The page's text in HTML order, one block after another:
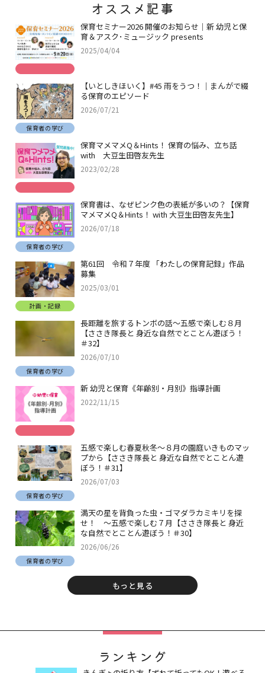
オススメ記事
保育セミナー2026 開催のお知らせ｜新 幼児と保
育＆アスク･ミュージック presents
2025/04/04
【いとしきほいく】#45 雨をうつ！｜まんがで綴
る保育のエピソード
2026/07/21
保育者の学び
保育マメマメQ＆Hints！ 保育の悩み、立ち話
with 大豆生田啓友先生
2023/02/28
保育書は、なぜピンク色の表紙が多いの？【保育
マメマメQ＆Hints！ with 大豆生田啓友先生】
2026/07/18
保育者の学び
第61回 令和７年度 「わたしの保育記録」作品
募集
2025/03/01
計画・記録
長距離を旅するトンボの話～五感で楽しむ８月
【ささき隊長と 身近な自然でとことん遊ぼう！
＃32】
2026/07/10
保育者の学び
新 幼児と保育《年齢別・月別》指導計画
2022/11/15
五感で楽しむ春夏秋冬～８月の園庭いきものマッ
プから【ささき隊長と 身近な自然でとことん遊
ぼう！＃31】
2026/07/03
保育者の学び
満天の星を背負った虫・ゴマダラカミキリを探
せ！ ～五感で楽しむ７月【ささき隊長と 身近
な自然でとことん遊ぼう！＃30】
2026/06/26
保育者の学び
もっと見る
ランキング